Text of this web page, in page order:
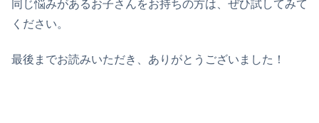
同じ悩みがあるお子さんをお持ちの方は、ぜひ試してみて
ください。
最後までお読みいただき、ありがとうございました！